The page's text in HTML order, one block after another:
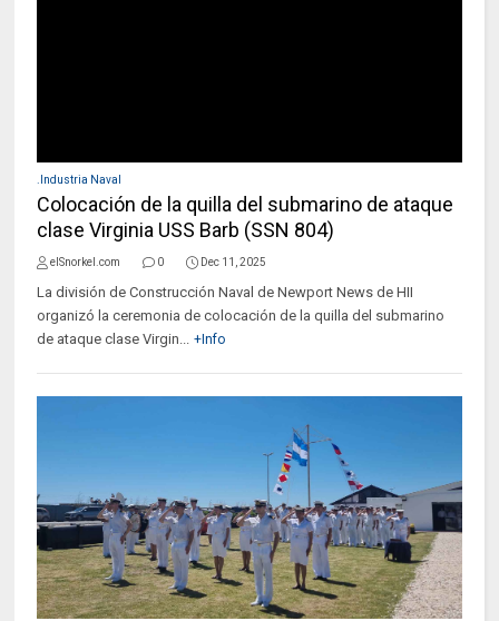
.Industria Naval
Colocación de la quilla del submarino de ataque
clase Virginia USS Barb (SSN 804)
elSnorkel.com 0 Dec 11, 2025
La división de Construcción Naval de Newport News de HII
organizó la ceremonia de colocación de la quilla del submarino
de ataque clase Virgin... +Info